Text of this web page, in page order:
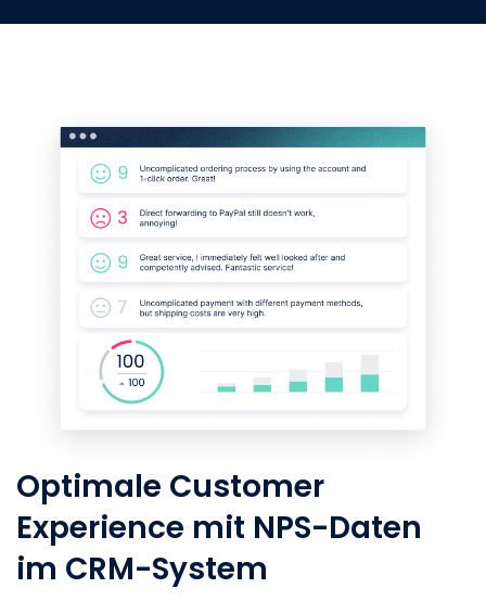
Optimale Customer
Experience mit NPS-Daten
im CRM-System